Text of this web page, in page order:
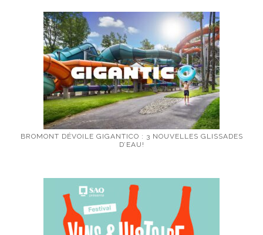
BROMONT DÉVOILE GIGANTICO : 3 NOUVELLES GLISSADES
D’EAU!